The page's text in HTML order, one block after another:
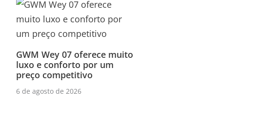
GWM Wey 07 oferece muito
luxo e conforto por um
preço competitivo
6 de agosto de 2026